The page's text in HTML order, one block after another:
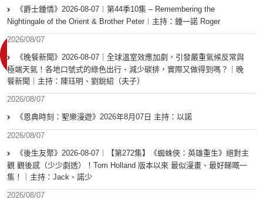
《爵士鍾情》2026-08-07︱第44季10集 – Remembering the
Nightingale of the Orient & Brother Peter︱主持：鍾一諾 Roger
2026/08/07
《晚餐新聞》2026-08-07｜全球溫室效應加劇，引發嚴重氣候反常與
極端天氣！各地口號式的綠色出行、減少碳排，實際又做得到嗎？｜晚
餐新聞｜主持：陳珏明、劉銳紹（夫子）
2026/08/07
《恩典時刻：聖樂漫遊》2026年8月07日 主持：以諾
2026/08/07
《後生友聚》2026-08-07︱【第272集】《蜘蛛俠：英雄重生》絕對主
觀 觀後感（少少劇透）！Tom Holland 版本以來 最似漫畫、最好睇嘅一
集！｜主持：Jack、諾少
2026/08/07